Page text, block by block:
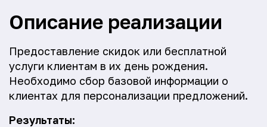
Описание реализации
Предоставление скидок или бесплатной
услуги клиентам в их день рождения.
Необходимо сбор базовой информации о
клиентах для персонализации предложений.
Результаты: